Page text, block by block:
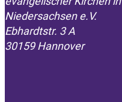
­Niedersachsen e.V.
Ebhardtstr. 3 A
30159 Hannover